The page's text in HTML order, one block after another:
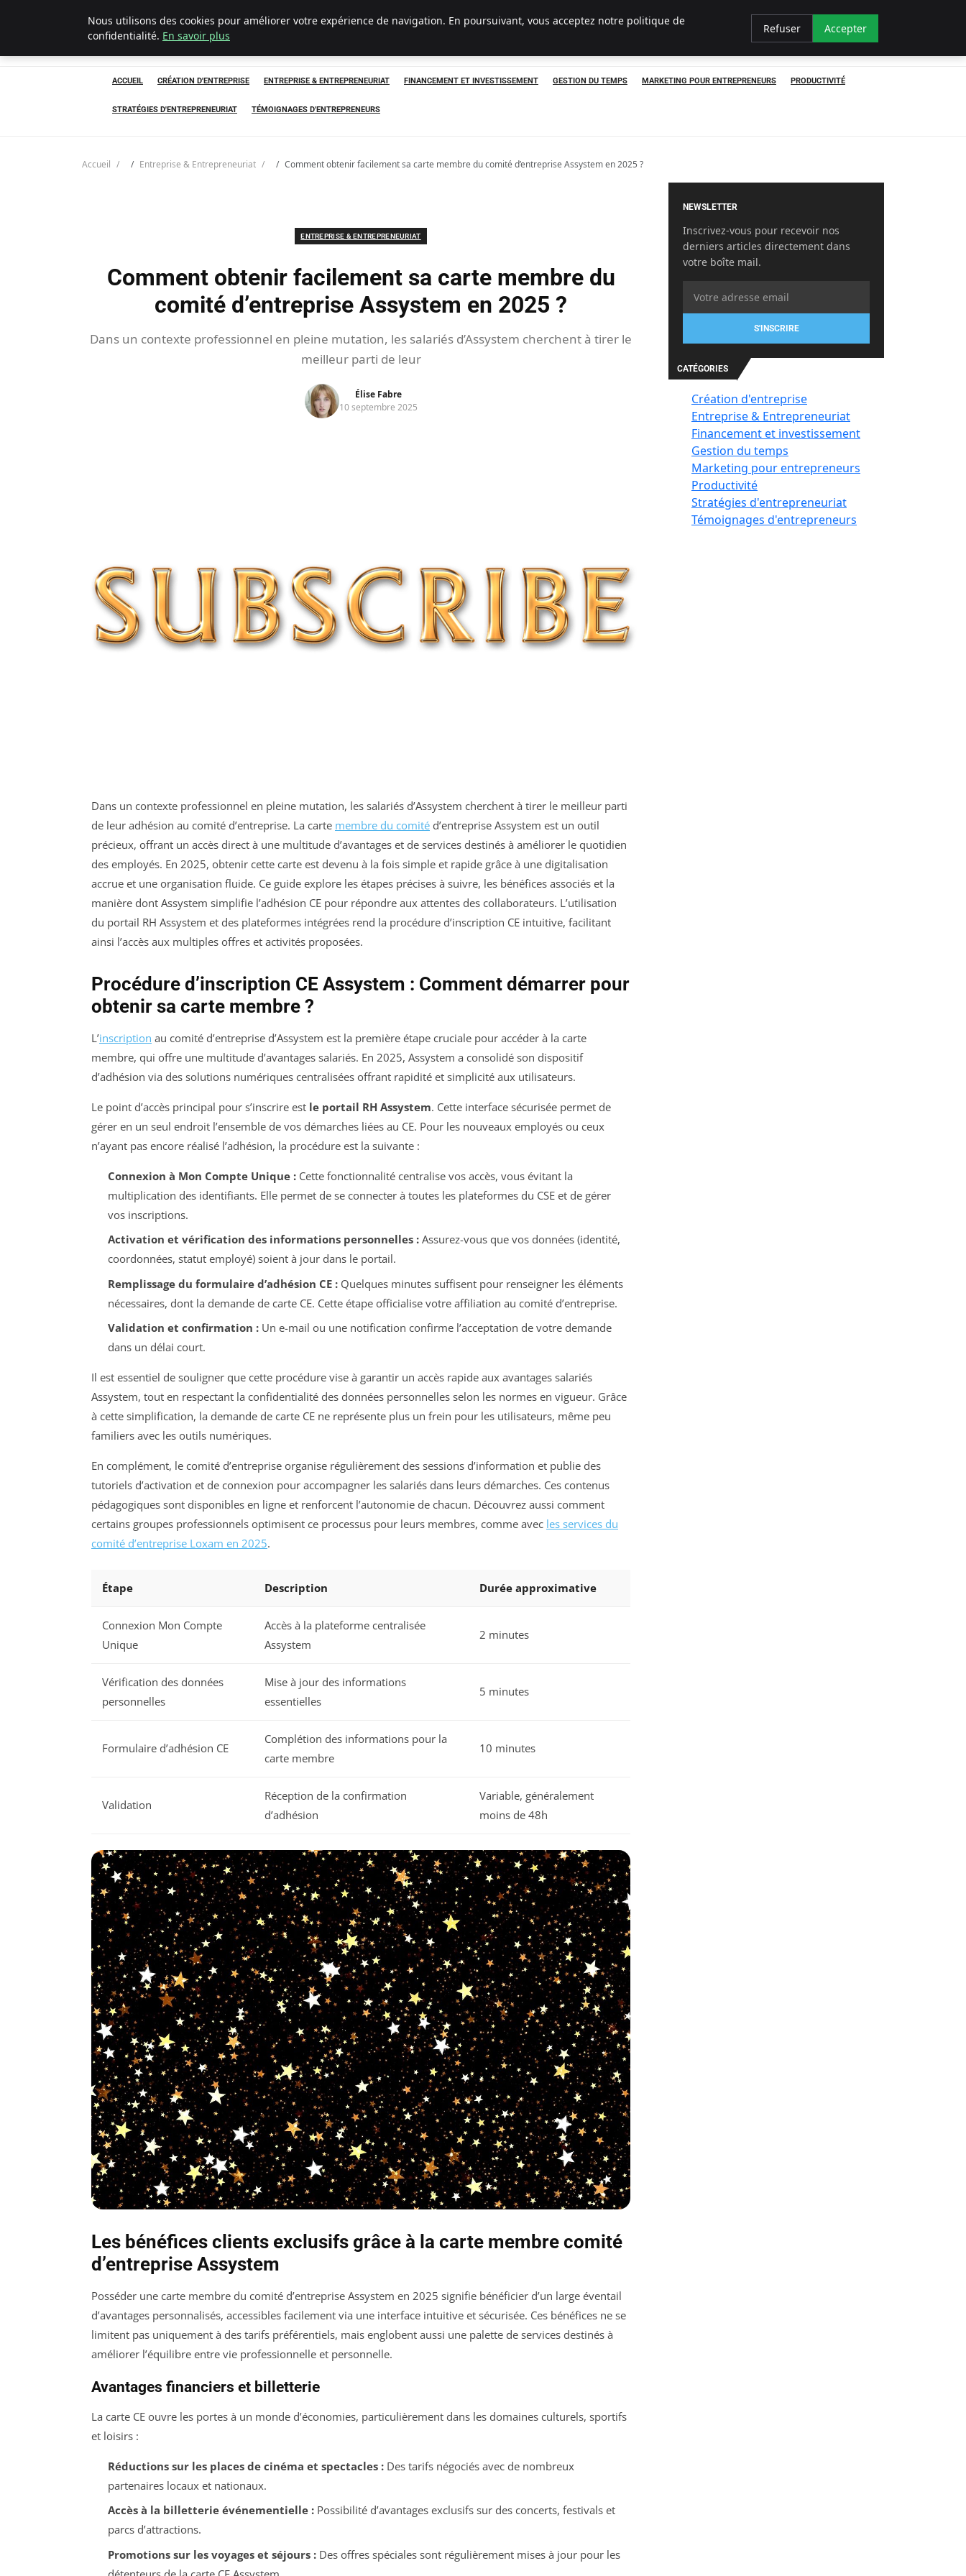
LECFCM
ACCUEIL CRÉATION D'ENTREPRISE ENTREPRISE & ENTREPRENEURIAT FINANCEMENT ET INVESTISSEMENT GESTION DU TEMPS MARKETING POUR ENTREPRENEURS PRODUCTIVITÉ
STRATÉGIES D'ENTREPRENEURIAT TÉMOIGNAGES D'ENTREPRENEURS
Accueil Entreprise & Entrepreneuriat Comment obtenir facilement sa carte membre du comité d’entreprise Assystem en 2025 ?
ENTREPRISE & ENTREPRENEURIAT
Comment obtenir facilement sa carte membre du
comité d’entreprise Assystem en 2025 ?
Dans un contexte professionnel en pleine mutation, les salariés d’Assystem cherchent à tirer le
meilleur parti de leur
Élise Fabre
10 septembre 2025
Dans un contexte professionnel en pleine mutation, les salariés d’Assystem cherchent à tirer le meilleur parti
de leur adhésion au comité d’entreprise. La carte membre du comité d’entreprise Assystem est un outil
précieux, offrant un accès direct à une multitude d’avantages et de services destinés à améliorer le quotidien
des employés. En 2025, obtenir cette carte est devenu à la fois simple et rapide grâce à une digitalisation
accrue et une organisation fluide. Ce guide explore les étapes précises à suivre, les bénéfices associés et la
manière dont Assystem simplifie l’adhésion CE pour répondre aux attentes des collaborateurs. L’utilisation
du portail RH Assystem et des plateformes intégrées rend la procédure d’inscription CE intuitive, facilitant
ainsi l’accès aux multiples offres et activités proposées.
Procédure d’inscription CE Assystem : Comment démarrer pour
obtenir sa carte membre ?
L’inscription au comité d’entreprise d’Assystem est la première étape cruciale pour accéder à la carte
membre, qui offre une multitude d’avantages salariés. En 2025, Assystem a consolidé son dispositif
d’adhésion via des solutions numériques centralisées offrant rapidité et simplicité aux utilisateurs.
Le point d’accès principal pour s’inscrire est le portail RH Assystem. Cette interface sécurisée permet de
gérer en un seul endroit l’ensemble de vos démarches liées au CE. Pour les nouveaux employés ou ceux
n’ayant pas encore réalisé l’adhésion, la procédure est la suivante :
Connexion à Mon Compte Unique :Cette fonctionnalité centralise vos accès, vous évitant la
multiplication des identifiants. Elle permet de se connecter à toutes les plateformes du CSE et de gérer
vos inscriptions.
Activation et vérification des informations personnelles :Assurez-vous que vos données (identité,
coordonnées, statut employé) soient à jour dans le portail.
Remplissage du formulaire d’adhésion CE :Quelques minutes suffisent pour renseigner les éléments
nécessaires, dont la demande de carte CE. Cette étape officialise votre affiliation au comité d’entreprise.
Validation et confirmation :Un e-mail ou une notification confirme l’acceptation de votre demande
dans un délai court.
Il est essentiel de souligner que cette procédure vise à garantir un accès rapide aux avantages salariés
Assystem, tout en respectant la confidentialité des données personnelles selon les normes en vigueur. Grâce
à cette simplification, la demande de carte CE ne représente plus un frein pour les utilisateurs, même peu
familiers avec les outils numériques.
En complément, le comité d’entreprise organise régulièrement des sessions d’information et publie des
tutoriels d’activation et de connexion pour accompagner les salariés dans leurs démarches. Ces contenus
pédagogiques sont disponibles en ligne et renforcent l’autonomie de chacun. Découvrez aussi comment
certains groupes professionnels optimisent ce processus pour leurs membres, comme avec les services du
comité d’entreprise Loxam en 2025.
Étape Description Durée approximative
Connexion Mon Compte
Unique
Accès à la plateforme centralisée
Assystem
2 minutes
Vérification des données
personnelles
Mise à jour des informations
essentielles
5 minutes
Formulaire d’adhésion CE
Complétion des informations pour la
carte membre
10 minutes
Validation
Réception de la confirmation
d’adhésion
Variable, généralement
moins de 48h
Les bénéfices clients exclusifs grâce à la carte membre comité
d’entreprise Assystem
Posséder une carte membre du comité d’entreprise Assystem en 2025 signifie bénéficier d’un large éventail
d’avantages personnalisés, accessibles facilement via une interface intuitive et sécurisée. Ces bénéfices ne se
limitent pas uniquement à des tarifs préférentiels, mais englobent aussi une palette de services destinés à
améliorer l’équilibre entre vie professionnelle et personnelle.
Avantages financiers et billetterie
La carte CE ouvre les portes à un monde d’économies, particulièrement dans les domaines culturels, sportifs
et loisirs :
Réductions sur les places de cinéma et spectacles :Des tarifs négociés avec de nombreux
partenaires locaux et nationaux.
Accès à la billetterie événementielle :Possibilité d’avantages exclusifs sur des concerts, festivals et
parcs d’attractions.
Promotions sur les voyages et séjours :Des offres spéciales sont régulièrement mises à jour pour les
NEWSLETTER
Inscrivez-vous pour recevoir nos
derniers articles directement dans
votre boîte mail.
S'INSCRIRE
CATÉGORIES
Création d'entreprise
Entreprise & Entrepreneuriat
Financement et investissement
Gestion du temps
Marketing pour entrepreneurs
Productivité
Stratégies d'entrepreneuriat
Témoignages d'entrepreneurs
Nous utilisons des cookies pour améliorer votre expérience de navigation. En poursuivant, vous acceptez notre politique de
confidentialité. En savoir plus
Refuser Accepter